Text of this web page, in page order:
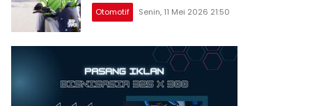
Otomotif Senin, 11 Mei 2026 21:50